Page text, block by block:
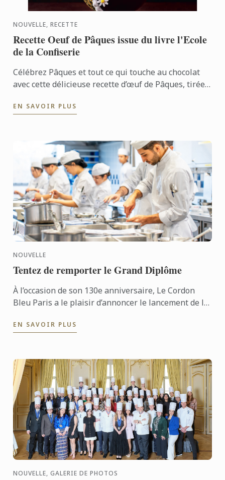
NOUVELLE, RECETTE
Recette Oeuf de Pâques issue du livre l'Ecole
de la Confiserie
Célébrez Pâques et tout ce qui touche au chocolat
avec cette délicieuse recette d’œuf de Pâques, tirée
EN SAVOIR PLUS
NOUVELLE
Tentez de remporter le Grand Diplôme
À l’occasion de son 130e anniversaire, Le Cordon
Bleu Paris a le plaisir d’annoncer le lancement de la
talents ...
EN SAVOIR PLUS
NOUVELLE, GALERIE DE PHOTOS